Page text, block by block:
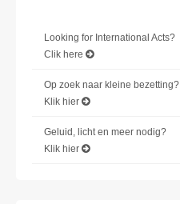
Looking for International Acts?
Clik here
Op zoek naar kleine bezetting?
Klik hier
Geluid, licht en meer nodig?
Klik hier